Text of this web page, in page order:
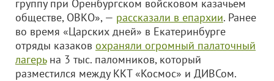
группу при Оренбургском войсковом казачьем
обществе, ОВКО», — рассказали в епархии. Ранее
во время «Царских дней» в Екатеринбурге
отряды казаков охраняли огромный палаточный
лагерьна 3 тыс. паломников, который
разместился между ККТ «Космос» и ДИВСом.